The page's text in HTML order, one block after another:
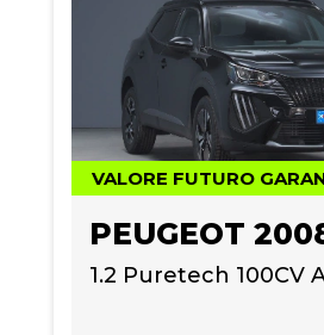
VALORE FUTURO
PEUGEOT
1.2 Puretech 100CV